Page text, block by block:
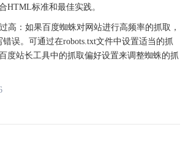
HTML标准和最佳实践。
高：如果百度蜘蛛对网站进行高频率的抓取，
错误。可通过在robots.txt文件中设置适当的抓
度站长工具中的抓取偏好设置来调整蜘蛛的抓